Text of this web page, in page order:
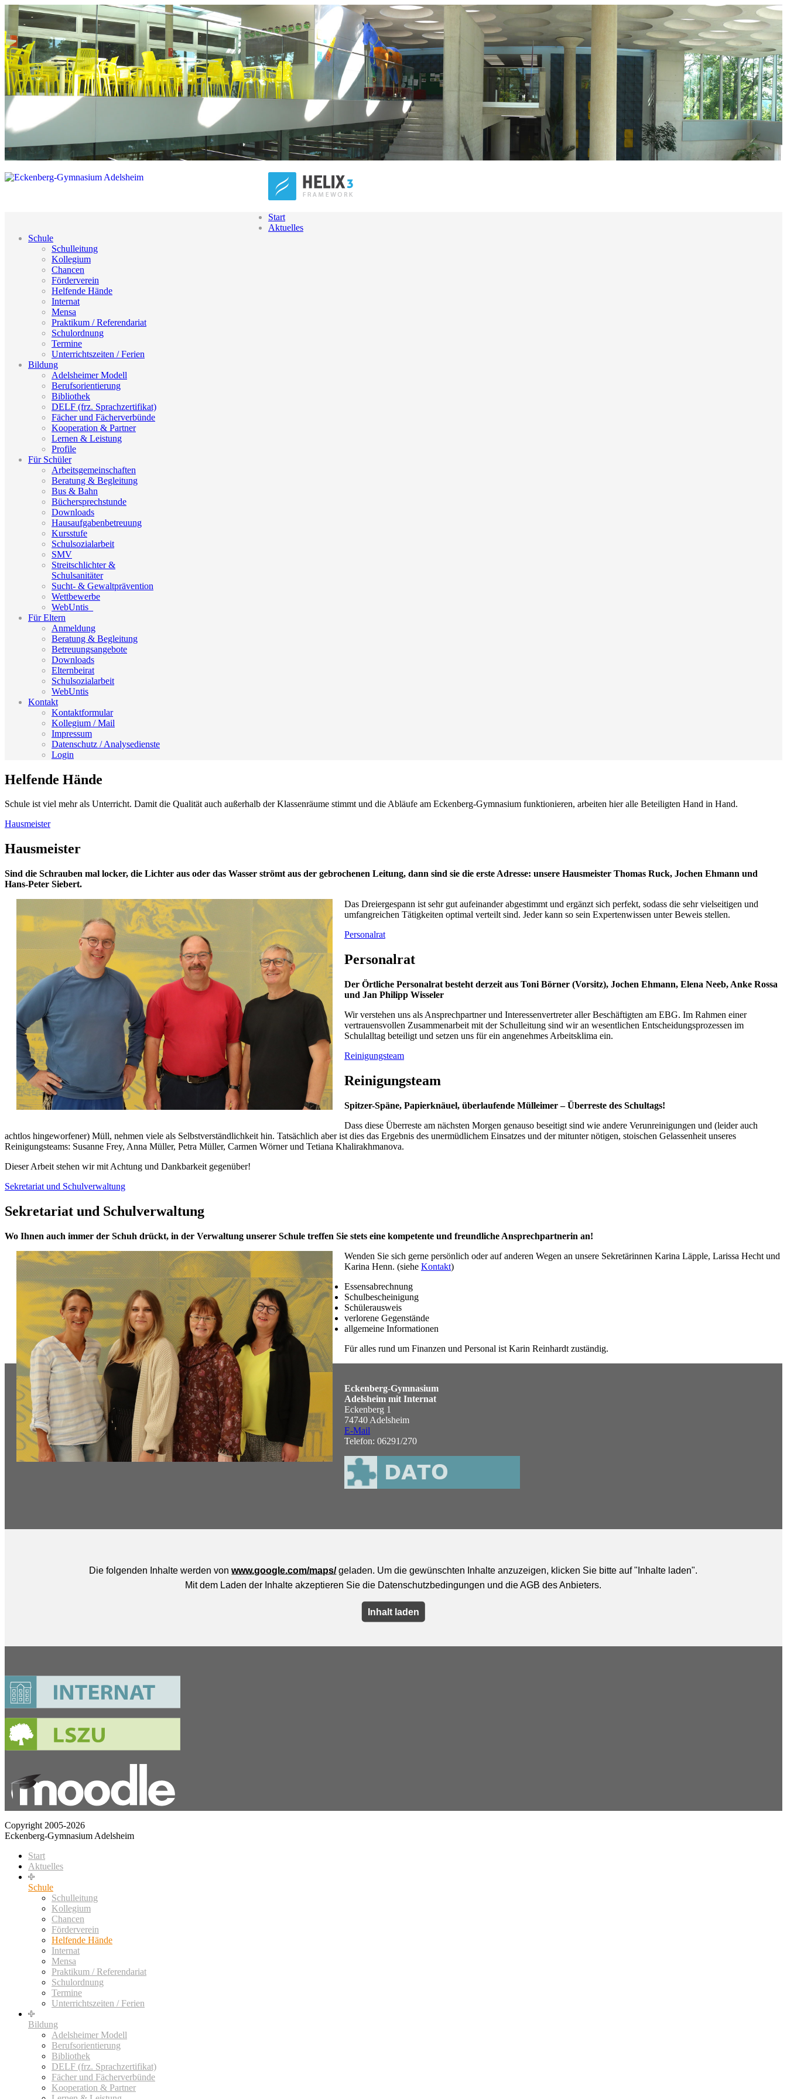
Start
Aktuelles
Schule
Schulleitung
Kollegium
Chancen
Förderverein
Helfende Hände
Internat
Mensa
Praktikum / Referendariat
Schulordnung
Termine
Unterrichtszeiten / Ferien
Bildung
Adelsheimer Modell
Berufsorientierung
Bibliothek
DELF (frz. Sprachzertifikat)
Fächer und Fächerverbünde
Kooperation & Partner
Lernen & Leistung
Profile
Für Schüler
Arbeitsgemeinschaften
Beratung & Begleitung
Bus & Bahn
Büchersprechstunde
Downloads
Hausaufgabenbetreuung
Kursstufe
Schulsozialarbeit
SMV
Streitschlichter &
Schulsanitäter
Sucht- & Gewaltprävention
Wettbewerbe
WebUntis_
Für Eltern
Anmeldung
Beratung & Begleitung
Betreuungsangebote
Downloads
Elternbeirat
Schulsozialarbeit
WebUntis
Kontakt
Kontaktformular
Kollegium / Mail
Impressum
Datenschutz / Analysedienste
Login
Helfende Hände
Schule ist viel mehr als Unterricht. Damit die Qualität auch außerhalb der Klassenräume stimmt und die Abläufe am Eckenberg-Gymnasium funktionieren, arbeiten hier alle Beteiligten Hand in Hand.
Hausmeister
Hausmeister
Sind die Schrauben mal locker, die Lichter aus oder das Wasser strömt aus der gebrochenen Leitung, dann sind sie die erste Adresse: unsere Hausmeister Thomas Ruck, Jochen Ehmann und
Hans-Peter Siebert.
Das Dreiergespann ist sehr gut aufeinander abgestimmt und ergänzt sich perfekt, sodass die sehr vielseitigen und
umfangreichen Tätigkeiten optimal verteilt sind. Jeder kann so sein Expertenwissen unter Beweis stellen.
Personalrat
Personalrat
Der Örtliche Personalrat besteht derzeit aus Toni Börner (Vorsitz), Jochen Ehmann, Elena Neeb, Anke Rossa
und Jan Philipp Wisseler
Wir verstehen uns als Ansprechpartner und Interessenvertreter aller Beschäftigten am EBG. Im Rahmen einer
vertrauensvollen Zusammenarbeit mit der Schulleitung sind wir an wesentlichen Entscheidungsprozessen im
Schulalltag beteiligt und setzen uns für ein angenehmes Arbeitsklima ein.
Reinigungsteam
Reinigungsteam
Spitzer-Späne, Papierknäuel, überlaufende Mülleimer – Überreste des Schultags!
Dass diese Überreste am nächsten Morgen genauso beseitigt sind wie andere Verunreinigungen und (leider auch
achtlos hingeworfener) Müll, nehmen viele als Selbstverständlichkeit hin. Tatsächlich aber ist dies das Ergebnis des unermüdlichem Einsatzes und der mitunter nötigen, stoischen Gelassenheit unseres
Reinigungsteams: Susanne Frey, Anna Müller, Petra Müller, Carmen Wörner und Tetiana Khalirakhmanova.
Dieser Arbeit stehen wir mit Achtung und Dankbarkeit gegenüber!
Sekretariat und Schulverwaltung
Sekretariat und Schulverwaltung
Wo Ihnen auch immer der Schuh drückt, in der Verwaltung unserer Schule treffen Sie stets eine kompetente und freundliche Ansprechpartnerin an!
Wenden Sie sich gerne persönlich oder auf anderen Wegen an unsere Sekretärinnen Karina Läpple, Larissa Hecht und
Karina Henn. (siehe Kontakt)
Essensabrechnung
Schulbescheinigung
Schülerausweis
verlorene Gegenstände
allgemeine Informationen
Für alles rund um Finanzen und Personal ist Karin Reinhardt zuständig.
Eckenberg-Gymnasium
Adelsheim mit Internat
Eckenberg 1
74740 Adelsheim
E-Mail
Telefon: 06291/270
Copyright 2005-2026
Eckenberg-Gymnasium Adelsheim
Start
Aktuelles
Schule
Schulleitung
Kollegium
Chancen
Förderverein
Helfende Hände
Internat
Mensa
Praktikum / Referendariat
Schulordnung
Termine
Unterrichtszeiten / Ferien
Bildung
Adelsheimer Modell
Berufsorientierung
Bibliothek
DELF (frz. Sprachzertifikat)
Fächer und Fächerverbünde
Kooperation & Partner